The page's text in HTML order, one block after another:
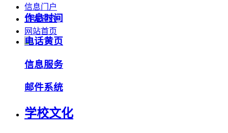
信息门户
访客预约
网站首页
作息时间
电话黄页
信息服务
邮件系统
学校文化